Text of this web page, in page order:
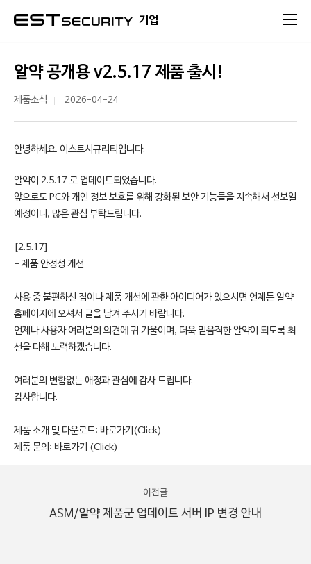
기업
알약 공개용 v2.5.17 제품 출시!
제품소식 2026-04-24
안녕하세요. 이스트시큐리티입니다.
알약이 2.5.17 로 업데이트되었습니다.
앞으로도 PC와 개인 정보 보호를 위해 강화된 보안 기능들을 지속해서 선보일
예정이니, 많은 관심 부탁드립니다.
[2.5.17]
- 제품 안정성 개선
사용 중 불편하신 점이나 제품 개선에 관한 아이디어가 있으시면 언제든 알약
홈페이지에 오셔서 글을 남겨 주시기 바랍니다.
언제나 사용자 여러분의 의견에 귀 기울이며, 더욱 믿음직한 알약이 되도록 최
선을 다해 노력하겠습니다.
여러분의 변함없는 애정과 관심에 감사 드립니다.
감사합니다.
제품 소개 및 다운로드: 바로가기(Click)
제품 문의: 바로가기 (Click)
이전글
ASM/알약 제품군 업데이트 서버 IP 변경 안내